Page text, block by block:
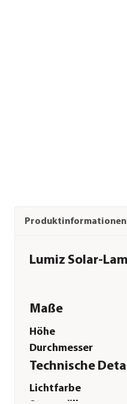
Produktinformationen
Lumiz Solar-
Maße
Höhe
Durchmesser
Technische
Lichtfarbe